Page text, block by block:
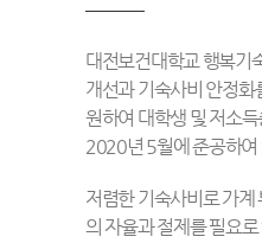
대전보건대학교 행복기
개선과 기숙사비 안정화
원하여 대학생 및 저소
2020년 5월에 준공하
저렴한 기숙사비로 가
의 자율과 절제를 필요